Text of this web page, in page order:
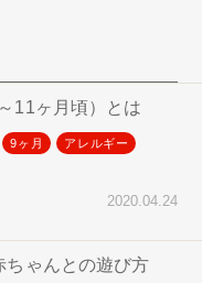
11ヶ月頃）とは
9ヶ月
アレルギー
2020.04.24
ちゃんとの遊び方